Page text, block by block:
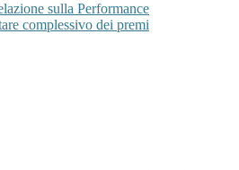
sulla Performance
complessivo dei premi